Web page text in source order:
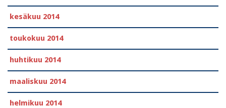
kesäkuu 2014
toukokuu 2014
huhtikuu 2014
maaliskuu 2014
helmikuu 2014